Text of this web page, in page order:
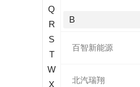
Q
R
S
T
W
X
B
百智新能源
北汽瑞翔